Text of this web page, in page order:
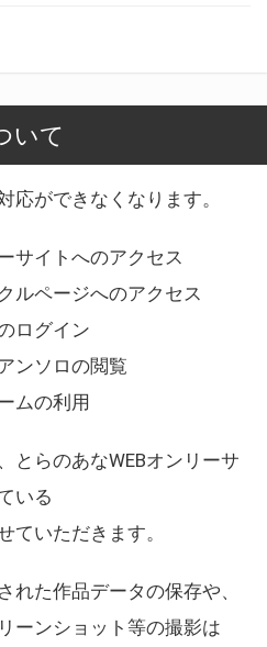
いて
応ができなくなります。
サイトへのアクセス
ルページへのアクセス
ログイン
ンソロの閲覧
ムの利用
とらのあなWEBオンリーサ
いる
ていただきます。
れた作品データの保存や、
ーンショット等の撮影は